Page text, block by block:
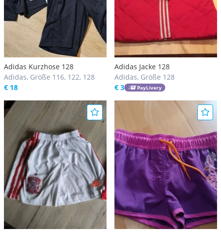
Adidas Kurzhose 128
Adidas, Größe 116, 122, 128
€ 18
Adidas Jacke 128
Adidas, Größe 128
€ 3
PayLivery